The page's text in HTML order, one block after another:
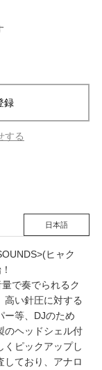
する
日本語
ヒャク
で奏でられるク
高い針圧に対する
ー等、DJのため
のヘッドシェル付
くピックアップし
しており、アナロ